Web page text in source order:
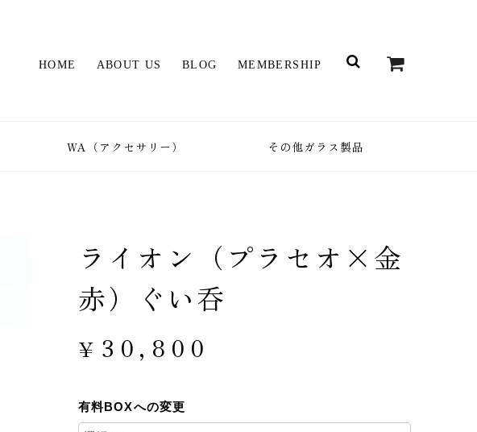
HOME ABOUT US BLOG MEMBERSHIP
WA（アクセサリー） その他ガラス製品
ライオン（プラセオ×金
赤）ぐい呑
¥ 30,800
有料BOXへの変更